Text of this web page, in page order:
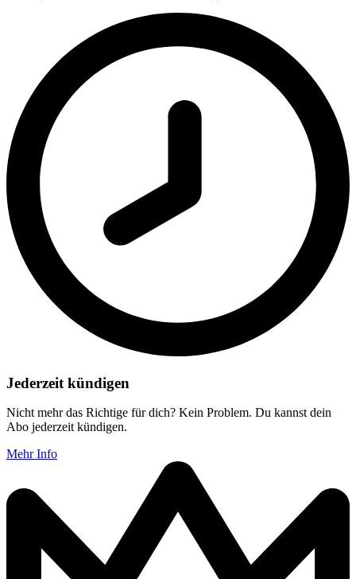
Jederzeit kündigen
Nicht mehr das Richtige für dich? Kein Problem. Du kannst dein
Abo jederzeit kündigen.
Mehr Info